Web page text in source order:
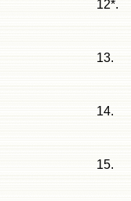
12*.
13.
14.
15.